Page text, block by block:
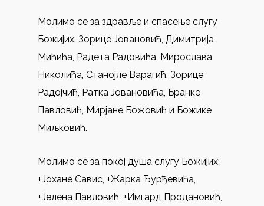
Молимо се за здравље и спасење слугу
Божијих: Зорице Јовановић, Димитрија
Мићића, Радета Радовића, Мирослава
Николића, Станојле Варагић, Зорице
Радојчић, Ратка Јовановића, Бранке
Павловић, Мирјане Божовић и Божике
Миљковић.
Молимо се за покој душа слугу Божијих:
+Јохане Савис, +Жарка Ђурђевића,
+Јелена Павловић, +Имгард Продановић,